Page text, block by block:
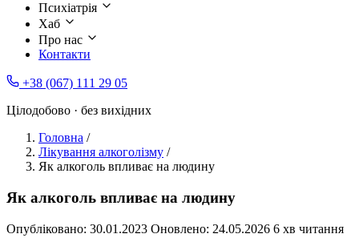
Психіатрія
Хаб
Про нас
Контакти
+38 (067) 111 29 05
Цілодобово · без вихідних
Головна /
Лікування алкоголізму /
Як алкоголь впливає на людину
Як алкоголь впливає на людину
Опубліковано: 30.01.2023 Оновлено: 24.05.2026 6 хв читання